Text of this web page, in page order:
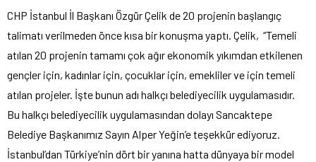
CHP İstanbul İl Başkanı Özgür Çelik de 20 projenin başlangıç
talimatı verilmeden önce kısa bir konuşma yaptı. Çelik, “Temeli
atılan 20 projenin tamamı çok ağır ekonomik yıkımdan etkilenen
gençler için, kadınlar için, çocuklar için, emekliler ve için temeli
atılan projeler. İşte bunun adı halkçı belediyecilik uygulamasıdır.
Bu halkçı belediyecilik uygulamasından dolayı Sancaktepe
Belediye Başkanımız Sayın Alper Yeğin’e teşekkür ediyoruz.
İstanbul’dan Türkiye’nin dört bir yanına hatta dünyaya bir model